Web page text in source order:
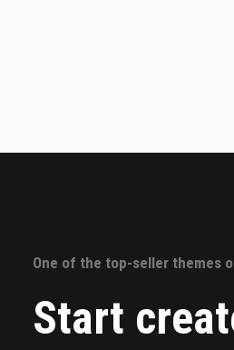
One of the top-seller themes
Start